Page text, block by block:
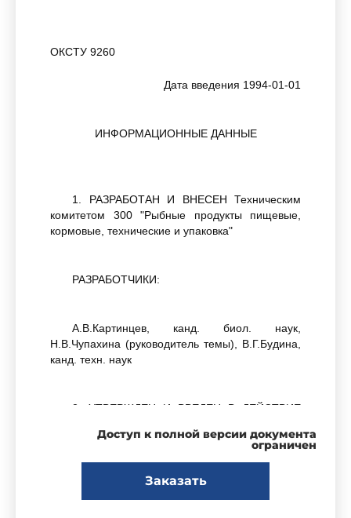
ОКСТУ 9260
Дата введения 1994-01-01
ИНФОРМАЦИОННЫЕ ДАННЫЕ
1. РАЗРАБОТАН И ВНЕСЕН Техническим
комитетом 300 "Рыбные продукты пищевые,
кормовые, технические и упаковка"
РАЗРАБОТЧИКИ:
А.В.Картинцев, канд. биол. наук,
Н.В.Чупахина (руководитель темы), В.Г.Будина,
канд. техн. наук
2. УТВЕРЖДЕН И ВВЕДЕН В ДЕЙСТВИЕ
29.10.92 N 1468
3. Срок проверки - 2004 г.
Доступ к полной версии документа
ограничен
Заказать